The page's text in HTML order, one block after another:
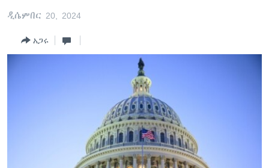
ወደ
ይዘት
ዲሴምበር 20, 2024
አጋሩ